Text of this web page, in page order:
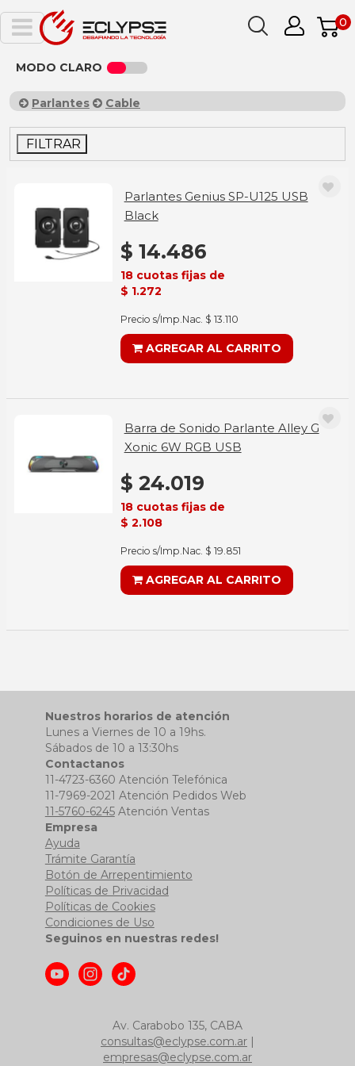
0
MODO CLARO
Parlantes Cable
FILTRAR
Parlantes Genius SP-U125 USB
Black
$ 14.486
18 cuotas fijas de
$ 1.272
Precio s/Imp.Nac. $ 13.110
AGREGAR AL CARRITO
Barra de Sonido Parlante Alley G
Xonic 6W RGB USB
$ 24.019
18 cuotas fijas de
$ 2.108
Precio s/Imp.Nac. $ 19.851
AGREGAR AL CARRITO
Nuestros horarios de atención
Lunes a Viernes de 10 a 19hs.
Sábados de 10 a 13:30hs
Contactanos
11-4723-6360 Atención Telefónica
11-7969-2021 Atención Pedidos Web
11-5760-6245Atención Ventas
Empresa
Ayuda
Trámite Garantía
Botón de Arrepentimiento
Políticas de Privacidad
Políticas de Cookies
Condiciones de Uso
Seguinos en nuestras redes!
Av. Carabobo 135, CABA
consultas@eclypse.com.ar
empresas@eclypse.com.ar